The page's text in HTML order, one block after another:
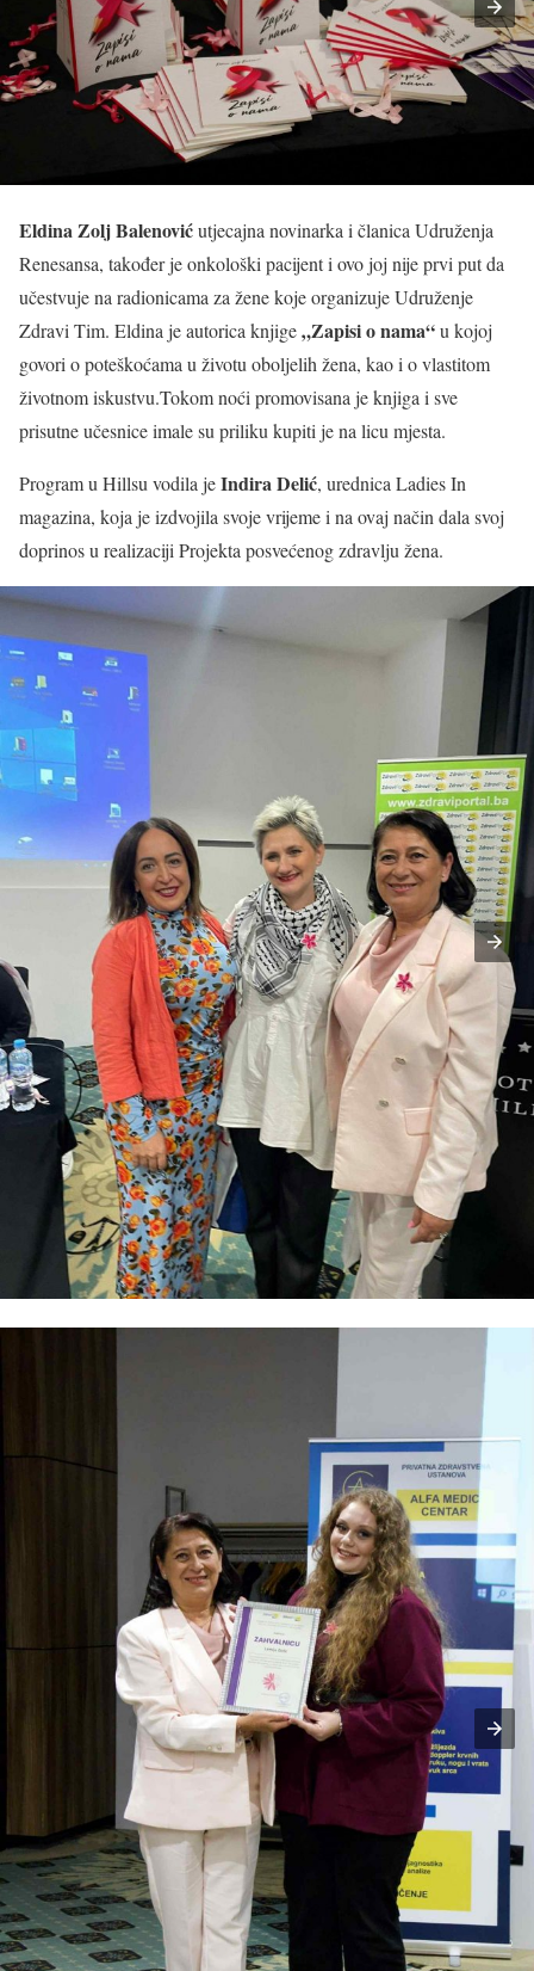
Eldina Zolj Balenovićutjecajna novinarka i članica Udruženja
Renesansa, također je onkološki pacijent i ovo joj nije prvi put da
učestvuje na radionicama za žene koje organizuje Udruženje
Zdravi Tim. Eldina je autorica knjige„Zapisi o nama“u kojoj
govori o poteškoćama u životu oboljelih žena, kao i o vlastitom
životnom iskustvu.Tokom noći promovisana je knjiga i sve
prisutne učesnice imale su priliku kupiti je na licu mjesta.
Program u Hillsu vodila jeIndira Delić, urednica Ladies In
magazina, koja je izdvojila svoje vrijeme i na ovaj način dala svoj
doprinos u realizaciji Projekta posvećenog zdravlju žena.